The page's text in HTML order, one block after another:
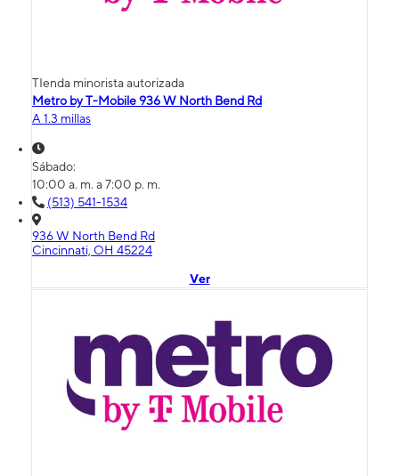
TIenda minorista autorizada
Metro by T-Mobile 936 W North Bend Rd
A 1.3 millas
Sábado:
10:00 a. m. a 7:00 p. m.
(513) 541-1534
936 W North Bend Rd
Cincinnati, OH 45224
Ver